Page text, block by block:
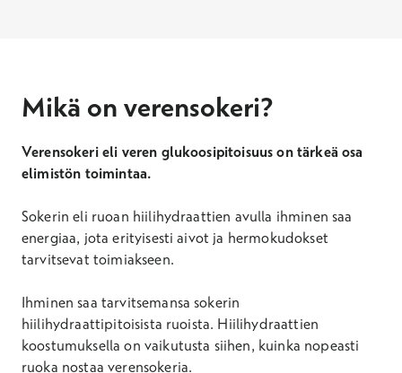
Mikä on verensokeri?
Verensokeri eli veren glukoosipitoisuus on tärkeä osa
elimistön toimintaa.
Sokerin eli ruoan hiilihydraattien avulla ihminen saa
energiaa, jota erityisesti aivot ja hermokudokset
tarvitsevat toimiakseen.
Ihminen saa tarvitsemansa sokerin
hiilihydraattipitoisista ruoista. Hiilihydraattien
koostumuksella on vaikutusta siihen, kuinka nopeasti
ruoka nostaa verensokeria.